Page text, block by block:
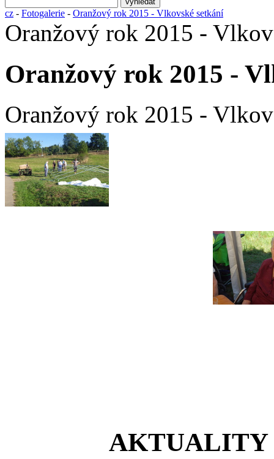
cz - Fotogalerie - Oranžový rok 2015 - Vlkovské setkání
Oranžový rok 2015 -
Oranžový rok 2015 -
Oranžový rok 2015 -
AKTUALITY